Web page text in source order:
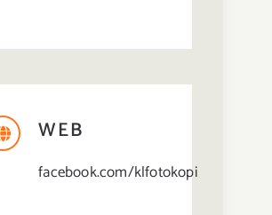
WEB
facebook.com/klfotokopi